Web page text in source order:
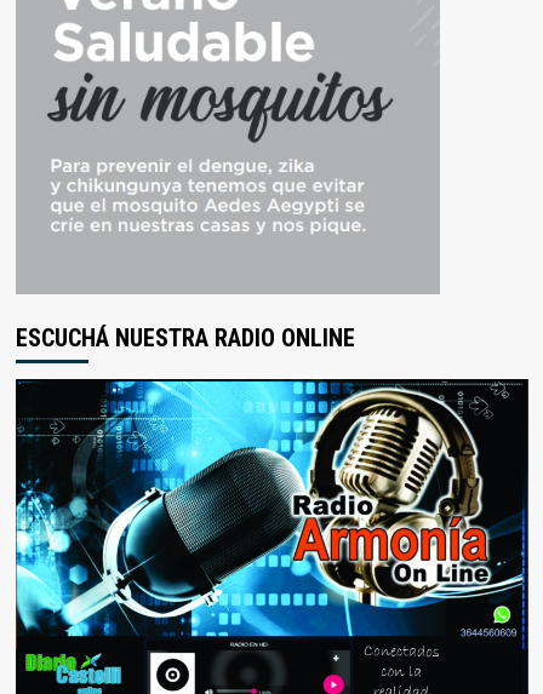
ESCUCHÁ NUESTRA RADIO ONLINE